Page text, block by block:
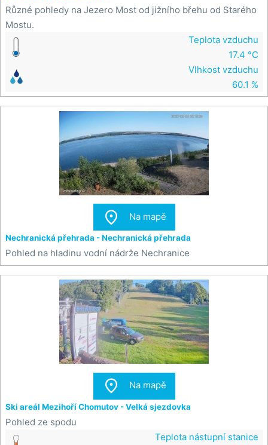
Různé pohledy na Jezero Most od jižního břehu od Starého
Mostu.
Teplota vzduchu
17.4 °C
Vlhkost vzduchu
60.1 %
 Na mapě
Nechranická přehrada - Nechranická přehrada
Pohled na hladinu vodní nádrže Nechranice
 Na mapě
Ski areál Mezihoří Chomutov - Velká sjezdovka
Pohled ze spodu
Teplota nástupní stanice